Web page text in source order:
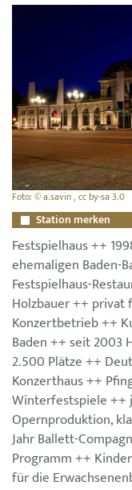
Foto: © a.savin , cc by-sa 3.0
Station merken
Festspielhaus ++
ehemaligen Baden-
Festspielhaus-
Holzbauer ++ privat
Konzertbetrieb ++
Baden ++ seit 2003
2.500 Plätze ++
Konzerthaus ++
Winterfestspiele ++
Opernproduktion,
Jahr Ballett-
Programm ++
für die